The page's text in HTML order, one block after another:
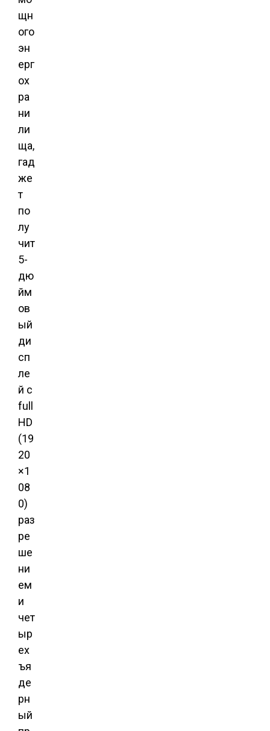
щн
ого
эн
ерг
ох
ра
ни
ли
ща,
гад
же
т
по
лу
чит
5-
дю
йм
ов
ый
ди
сп
ле
й с
full
HD
(19
20
×1
08
0)
раз
ре
ше
ни
ем
и
чет
ыр
ех
ъя
де
рн
ый